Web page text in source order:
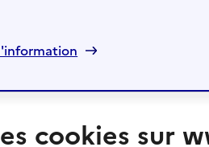
Vivre à domicile
cookies sur